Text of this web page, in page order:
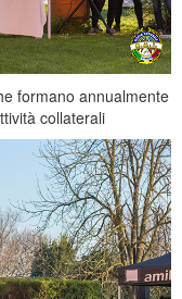
formano annualmente
collaterali